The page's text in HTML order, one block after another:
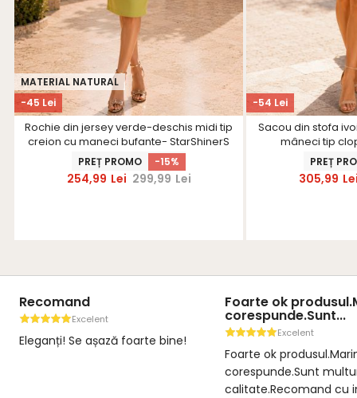
-45 Lei
MATERIAL NATURAL
Rochie din jersey verde-deschis midi tip
creion cu maneci bufante- StarShinerS
PREȚ PROMO -15%
254,99 Lei 299,99 Lei
-54 Lei
Sacou din stofa
mâneci tip
PREȚ
305,99
Recomand
Excelent
Eleganți! Se așază foarte bine!
Foarte ok
corespunde.Sunt...
Excelent
Foarte ok
corespunde.Sunt
calitate.Recomand cu